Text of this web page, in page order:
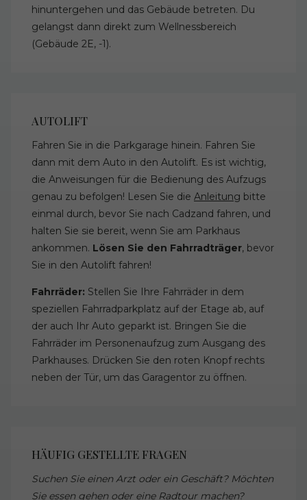
hinuntergehen und das Gebäude betreten. Du
gelangst dann direkt zum Wellnessbereich
(Gebäude 2E, -1).
AUTOLIFT
Fahren Sie in die Parkgarage hinein. Fahren Sie
dann mit dem Auto in den Autolift. Es ist wichtig,
die Anweisungen für die Bedienung des Aufzugs
genau zu befolgen! Lesen Sie die Anleitung bitte
einmal durch, bevor Sie nach Cadzand fahren, und
halten Sie sie bereit, wenn Sie am Parkhaus
ankommen. Lösen Sie den Fahrradträger, bevor
Sie in den Autolift fahren!
Fahrräder: Stellen Sie Ihre Fahrräder in dem
speziellen Fahrradparkplatz auf der Etage ab, auf
der auch Ihr Auto geparkt ist. Bringen Sie die
Fahrräder im Personenaufzug zum Ausgang des
Parkhauses. Drücken Sie den roten Knopf rechts
neben der Tür, um das Garagentor zu öffnen.
HÄUFIG GESTELLTE FRAGEN
Suchen Sie einen Arzt oder ein Geschäft? Möchten
Sie essen gehen oder eine Radtour machen?